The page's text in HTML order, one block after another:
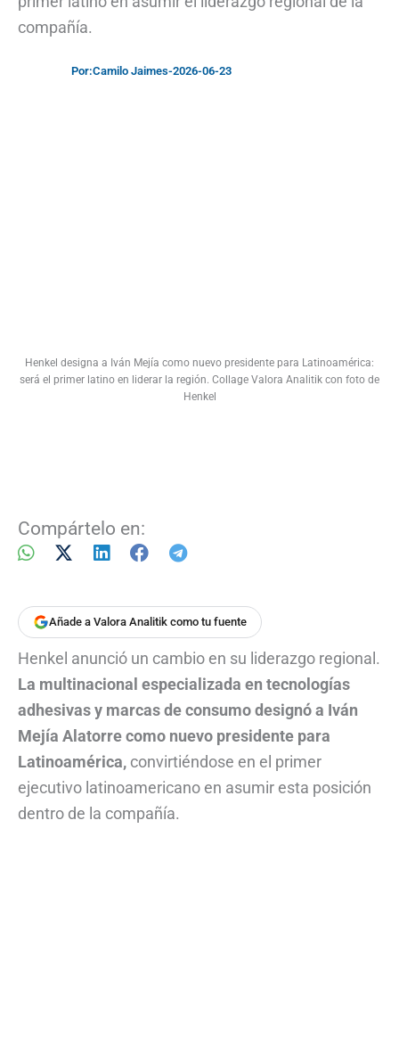
compañía.
Por:Camilo Jaimes-2026-06-23
Henkel designa a Iván Mejía como nuevo presidente para Latinoamérica:
será el primer latino en liderar la región. Collage Valora Analitik con foto de
Henkel
Compártelo en:
Añade a Valora Analitik como tu fuente
Henkel anunció un cambio en su liderazgo regional.
La multinacional especializada en tecnologías
adhesivas y marcas de consumo designó a Iván
Mejía Alatorre como nuevo presidente para
Latinoamérica, convirtiéndose en el primer
ejecutivo latinoamericano en asumir esta posición
dentro de la compañía.